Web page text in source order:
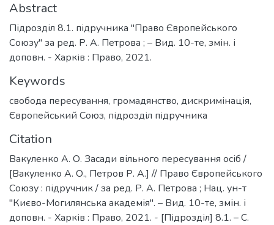
Abstract
Підрозділ 8.1. підручника "Право Європейського
Союзу" за ред. Р. А. Петрова ; – Вид. 10-те, змін. і
доповн. - Харків : Право, 2021.
Keywords
свобода пересування, громадянство, дискримінація,
Європейський Союз, підрозділ підручника
Citation
Вакуленко А. О. Засади вільного пересування осіб /
[Вакуленко А. О., Петров Р. А.] // Право Європейського
Союзу : підручник / за ред. Р. А. Петрова ; Нац. ун-т
"Києво-Могилянська академія". – Вид. 10-те, змін. і
доповн. - Харків : Право, 2021. - [Підрозділ] 8.1. – С.